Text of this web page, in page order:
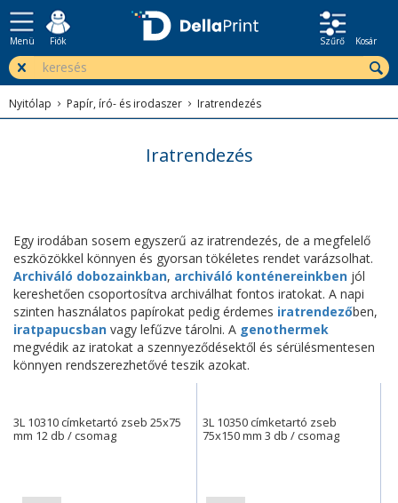
Menü Fiók Szűrő Kosár
Nyitólap Papír, író- és irodaszer Iratrendezés
Iratrendezés
Egy irodában sosem egyszerű az iratrendezés, de a megfelelő
eszközökkel könnyen és gyorsan tökéletes rendet varázsolhat.
Archiváló dobozainkban, archiváló konténereinkben jól
kereshetően csoportosítva archiválhat fontos iratokat. A napi
szinten használatos papírokat pedig érdemes iratrendezőben,
iratpapucsban vagy lefűzve tárolni. A genothermek
megvédik az iratokat a szennyeződésektől és sérülésmentesen
könnyen rendszerezhetővé teszik azokat.
3L 10310 címketartó zseb 25x75
mm 12 db / csomag
3L 10350 címketartó zseb
75x150 mm 3 db / csomag